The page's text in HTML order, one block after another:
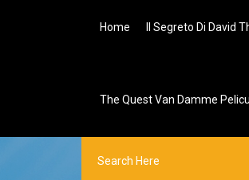
Home Il Segreto Di David
The Quest Van Damme